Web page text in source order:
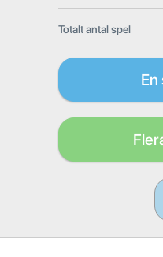
Totalt antal spel
En